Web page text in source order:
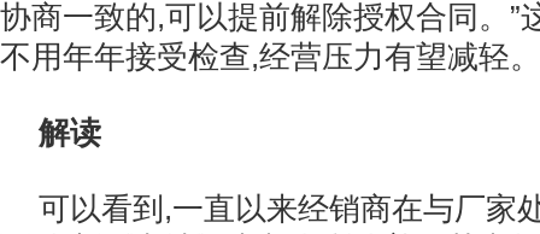
协商一致的,可以提前解除授权合同。”
不用年年接受检查,经营压力有望减轻。
解读
可以看到,一直以来经销商在与厂家